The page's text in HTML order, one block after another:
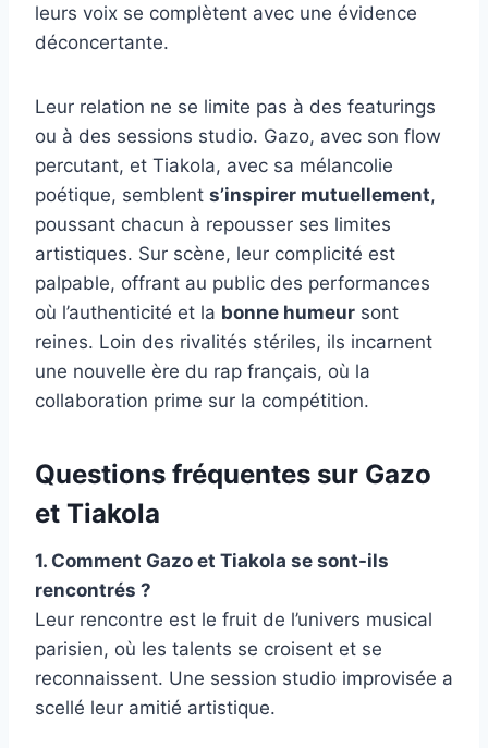
leurs voix se complètent avec une évidence
déconcertante.
Leur relation ne se limite pas à des featurings
ou à des sessions studio. Gazo, avec son flow
percutant, et Tiakola, avec sa mélancolie
poétique, semblent s’inspirer mutuellement,
poussant chacun à repousser ses limites
artistiques. Sur scène, leur complicité est
palpable, offrant au public des performances
où l’authenticité et la bonne humeur sont
reines. Loin des rivalités stériles, ils incarnent
une nouvelle ère du rap français, où la
collaboration prime sur la compétition.
Questions fréquentes sur Gazo
et Tiakola
1. Comment Gazo et Tiakola se sont-ils
rencontrés ?
Leur rencontre est le fruit de l’univers musical
parisien, où les talents se croisent et se
reconnaissent. Une session studio improvisée a
scellé leur amitié artistique.